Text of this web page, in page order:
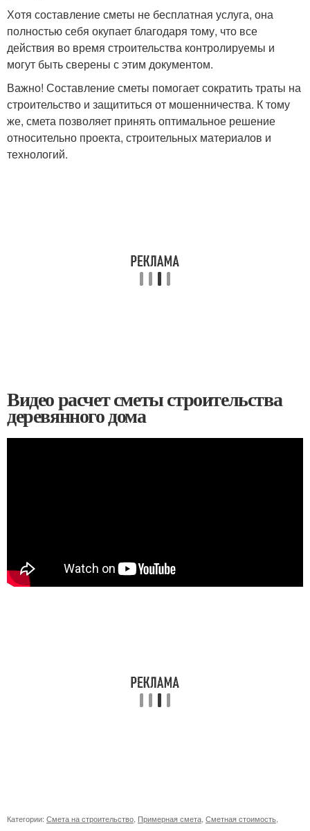
Хотя составление сметы не бесплатная услуга, она
полностью себя окупает благодаря тому, что все
действия во время строительства контролируемы и
могут быть сверены с этим документом.
Важно! Составление сметы помогает сократить траты на
строительство и защититься от мошенничества. К тому
же, смета позволяет принять оптимальное решение
относительно проекта, строительных материалов и
технологий.
Видео расчет сметы строительства
деревянного дома
Категории: Смета на строительство, Примерная смета, Сметная стоимость,